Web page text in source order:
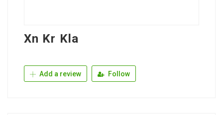
Xn Kr Kla
Add a review Follow